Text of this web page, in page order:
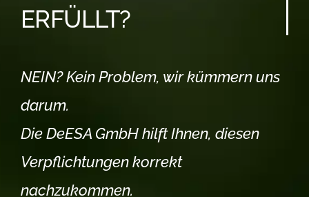
ERFÜLLT?
NEIN? Kein Problem, wir kümmern uns
darum.
Die DeESA GmbH hilft Ihnen, diesen
Verpflichtungen korrekt
nachzukommen.